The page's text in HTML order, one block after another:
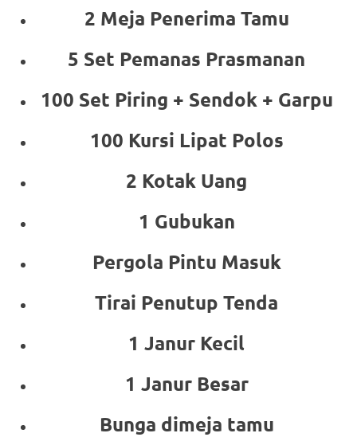
2 Meja Penerima Tamu
5 Set Pemanas Prasmanan
100 Set Piring + Sendok + Garpu
100 Kursi Lipat Polos
2 Kotak Uang
1 Gubukan
Pergola Pintu Masuk
Tirai Penutup Tenda
1 Janur Kecil
1 Janur Besar
Bunga dimeja tamu